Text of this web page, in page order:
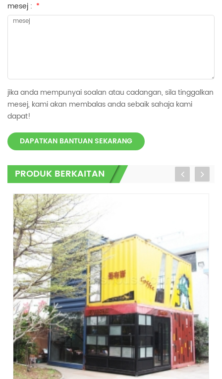
mesej : *
jika anda mempunyai soalan atau cadangan, sila tinggalkan
mesej, kami akan membalas anda sebaik sahaja kami
dapat!
DAPATKAN BANTUAN SEKARANG
PRODUK BERKAITAN